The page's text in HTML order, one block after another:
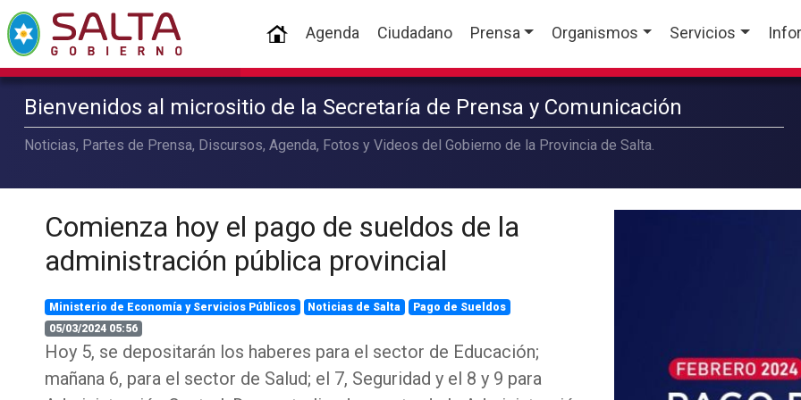
(current)
Agenda Ciudadano Prensa Organismos Servicios
Bienvenidos al micrositio de la Secretaría de Prensa y Comunicación
Noticias, Partes de Prensa, Discursos, Agenda, Fotos y Videos del Gobierno de la Provincia de Salta.
Comienza hoy el pago de sueldos de la
administración pública provincial
Ministerio de Economía y Servicios Públicos Noticias de Salta
Pago de Sueldos
05/03/2024 05:56
Hoy 5, se depositarán los haberes para el sector de Educación;
mañana 6, para el sector de Salud; el 7, Seguridad y el 8 y 9 para